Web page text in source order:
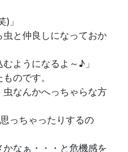
」
虫と仲良しになっておか
ようになるよ～♪」
のです。
なんかへっちゃらな方
っちゃったりするの
なぁ・・・と危機感を